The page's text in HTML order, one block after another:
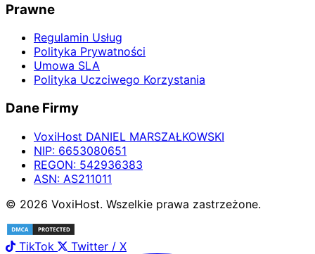
Prawne
Regulamin Usług
Polityka Prywatności
Umowa SLA
Polityka Uczciwego Korzystania
Dane Firmy
VoxiHost DANIEL MARSZAŁKOWSKI
NIP: 6653080651
REGON: 542936383
ASN: AS211011
© 2026 VoxiHost. Wszelkie prawa zastrzeżone.
TikTok Twitter / X